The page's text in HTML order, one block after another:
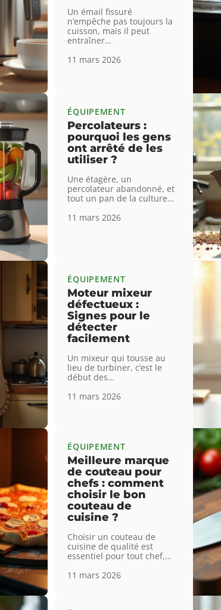
Un émail fissuré
n’empêche pas toujours la
cuisson, mais il peut
entraîner…
11 mars 2026
ÉQUIPEMENT
Percolateurs :
pourquoi les gens
ont arrêté de les
utiliser ?
Une étagère, un
percolateur abandonné, et
tout un pan de la culture…
11 mars 2026
ÉQUIPEMENT
Moteur mixeur
défectueux :
Signes pour le
détecter
facilement
Un mixeur qui tousse au
lieu de turbiner, c’est le
début des…
11 mars 2026
ÉQUIPEMENT
Meilleure marque
de couteau pour
chefs : comment
choisir le bon
couteau de
cuisine ?
Choisir un couteau de
cuisine de qualité est
essentiel pour tout chef,…
11 mars 2026